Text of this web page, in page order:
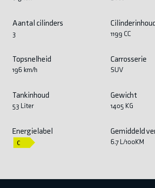
Aantal cilinders
3 1199 CC
Topsnelheid
196 km/h
Carrosserie
SUV
Tankinhoud
53 Liter
Gewicht
1405 KG
Energielabel Gemiddeld
6.7 L/100KM